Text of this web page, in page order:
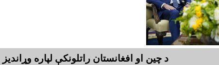
د چين او افغانستان راتلونکې لپاره وړانديز